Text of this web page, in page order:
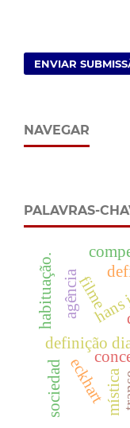
ENVIAR
NAVEGAR
PALAVRAS-
definição
filme
agência
mística
eckhart
habituação.
sociedad